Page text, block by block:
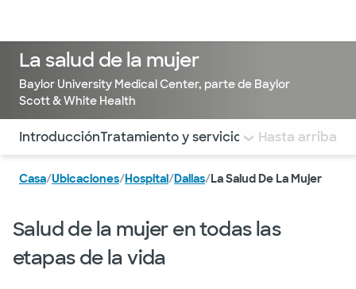
La salud de la mujer
Baylor University Medical Center, parte de Baylor
Scott & White Health
Utilice esta navegación para saltar rápidamente a
IntroducciónTratamiento y serviciosConsejos de
Hasta arriba
Casa/Ubicaciones/Hospital/Dallas/La Salud De La Mujer
Salud de la mujer en todas las
etapas de la vida